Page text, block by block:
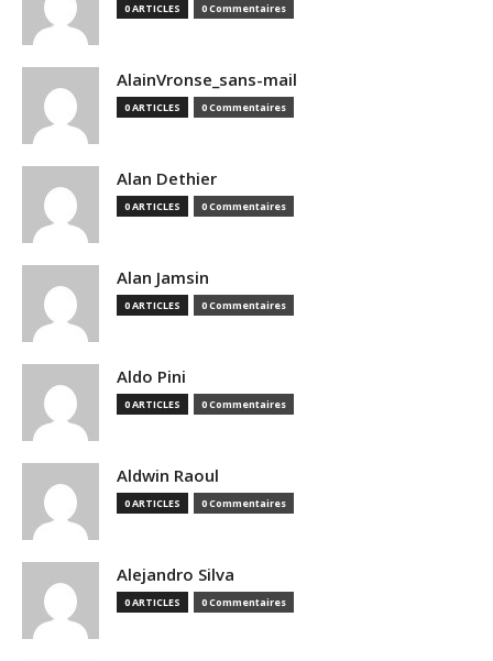
0 ARTICLES 0 Commentaires
AlainVronse_sans-mail
0 ARTICLES 0 Commentaires
Alan Dethier
0 ARTICLES 0 Commentaires
Alan Jamsin
0 ARTICLES 0 Commentaires
Aldo Pini
0 ARTICLES 0 Commentaires
Aldwin Raoul
0 ARTICLES 0 Commentaires
Alejandro Silva
0 ARTICLES 0 Commentaires